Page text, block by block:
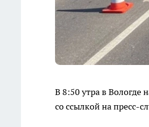
В 8:50 утра в
со ссылкой на пресс-